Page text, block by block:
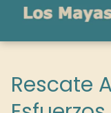
Rescate